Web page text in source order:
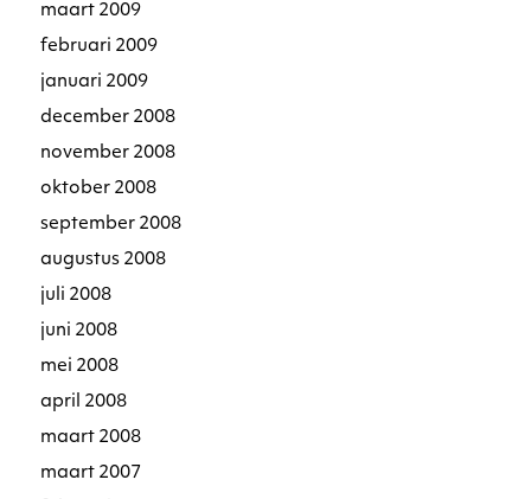
maart 2009
februari 2009
januari 2009
december 2008
november 2008
oktober 2008
september 2008
augustus 2008
juli 2008
juni 2008
mei 2008
april 2008
maart 2008
maart 2007